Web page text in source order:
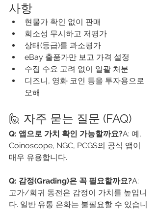
사항
현물가 확인 없이 판매
희소성 무시하고 저평가
상태(등급)를 과소평가
eBay 출품가만 보고 가격 설정
수집 수요 고려 없이 일괄 처분
디즈니, 영화 코인 등을 투자용으로
오해
🙋 자주 묻는 질문 (FAQ)
Q: 앱으로 가치 확인 가능할까요?A: 예,
Coinoscope, NGC, PCGS의 공식 앱이
매우 유용합니다.
Q: 감정(Grading)은 꼭 필요할까요?A:
고가/희귀 동전은 감정이 가치를 높입니
다. 일반 유통 은화는 불필요할 수 있습니